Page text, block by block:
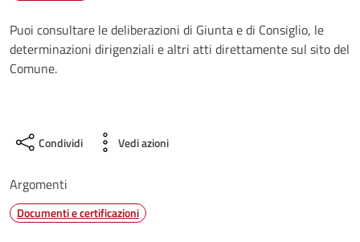
Puoi consultare le deliberazioni di Giunta e di Consiglio, le
determinazioni dirigenziali e altri atti direttamente sul sito del
Comune.
Condividi Vedi azioni
Argomenti
Documenti e certificazioni